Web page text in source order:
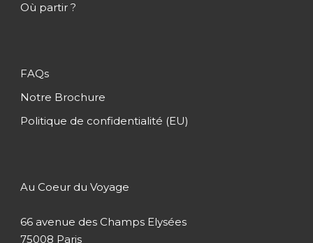
Où partir ?
FAQs
Notre Brochure
Politique de confidentialité (EU)
Au Coeur du Voyage
66 avenue des Champs Elysées
75008 Paris